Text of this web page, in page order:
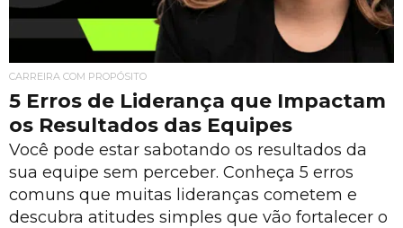
CARREIRA COM PROPÓSITO
5 Erros de Liderança que Impactam
os Resultados das Equipes
Você pode estar sabotando os resultados da
sua equipe sem perceber. Conheça 5 erros
comuns que muitas lideranças cometem e
descubra atitudes simples que vão fortalecer o